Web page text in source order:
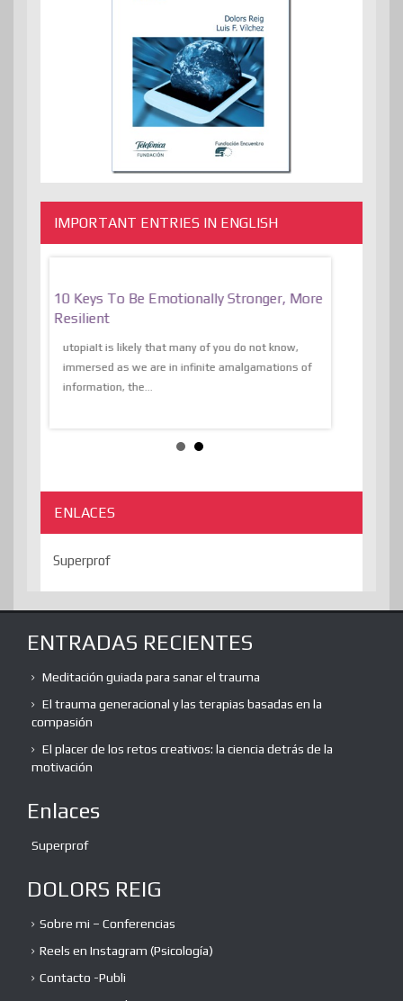
IMPORTANT ENTRIES IN ENGLISH
10 Keys To Be Emotionally Stronger, More
Resilient
utopiaIt is likely that many of you do not know,
immersed as we are in infinite amalgamations of
information, the...
ENLACES
Superprof
ENTRADAS RECIENTES
Meditación guiada para sanar el trauma
El trauma generacional y las terapias basadas en la
compasión
El placer de los retos creativos: la ciencia detrás de la
motivación
Enlaces
Superprof
DOLORS REIG
Sobre mi – Conferencias
Reels en Instagram (Psicología)
Contacto -Publi